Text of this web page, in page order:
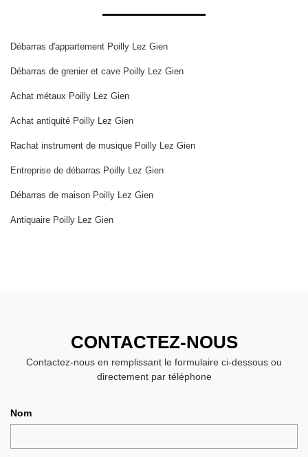
Débarras d'appartement Poilly Lez Gien
Débarras de grenier et cave Poilly Lez Gien
Achat métaux Poilly Lez Gien
Achat antiquité Poilly Lez Gien
Rachat instrument de musique Poilly Lez Gien
Entreprise de débarras Poilly Lez Gien
Débarras de maison Poilly Lez Gien
Antiquaire Poilly Lez Gien
CONTACTEZ-NOUS
Contactez-nous en remplissant le formulaire ci-dessous ou
directement par téléphone
Nom